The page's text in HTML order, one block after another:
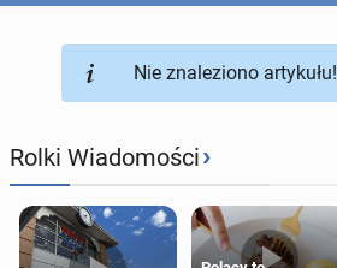
Nie znaleziono artykułu!
Rolki Wiadomości›